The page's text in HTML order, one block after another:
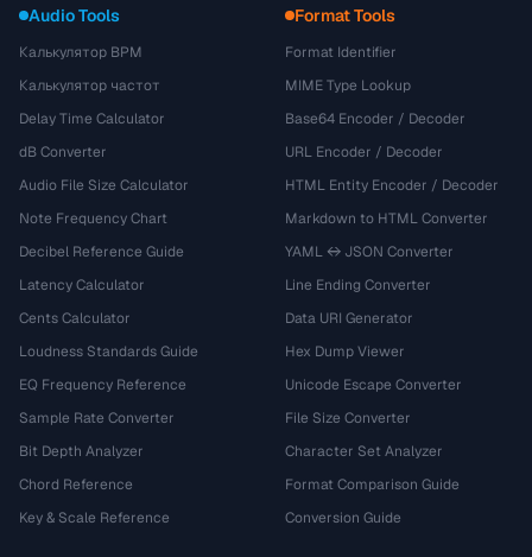
Audio Tools
Калькулятор BPM
Калькулятор частот
Delay Time Calculator
dB Converter
Audio File Size Calculator
Note Frequency Chart
Decibel Reference Guide
Latency Calculator
Cents Calculator
Loudness Standards Guide
EQ Frequency Reference
Sample Rate Converter
Bit Depth Analyzer
Chord Reference
Key & Scale Reference
Format Tools
Format Identifier
MIME Type Lookup
Base64 Encoder / Decoder
URL Encoder / Decoder
HTML Entity Encoder / Decoder
Markdown to HTML Converter
YAML ↔ JSON Converter
Line Ending Converter
Data URI Generator
Hex Dump Viewer
Unicode Escape Converter
File Size Converter
Character Set Analyzer
Format Comparison Guide
Conversion Guide